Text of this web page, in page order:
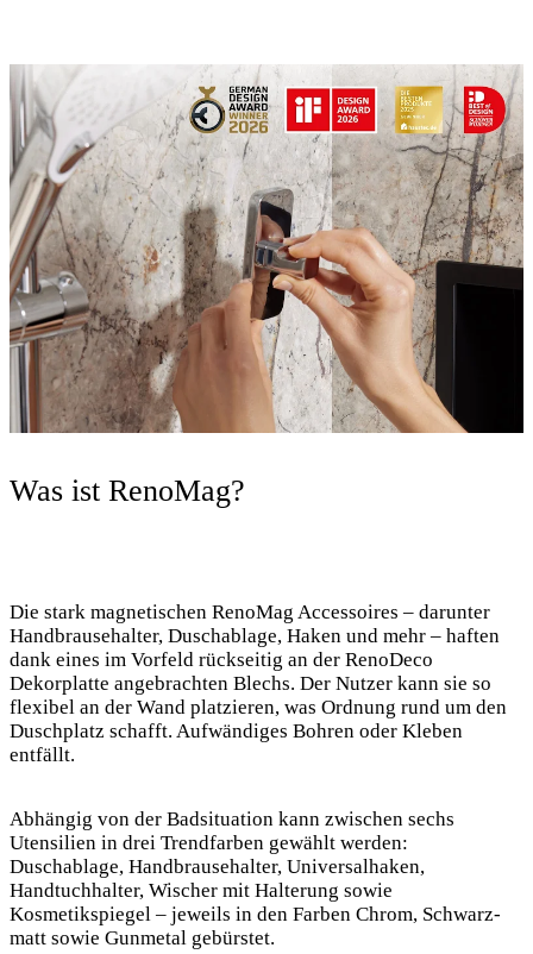
Was ist RenoMag?
Die stark magnetischen RenoMag Accessoires – darunter
Handbrausehalter, Duschablage, Haken und mehr – haften
dank eines im Vorfeld rückseitig an der RenoDeco
Dekorplatte angebrachten Blechs. Der Nutzer kann sie so
flexibel an der Wand platzieren, was Ordnung rund um den
Duschplatz schafft. Aufwändiges Bohren oder Kleben
entfällt.
Abhängig von der Badsituation kann zwischen sechs
Utensilien in drei Trendfarben gewählt werden:
Duschablage, Handbrausehalter, Universalhaken,
Handtuchhalter, Wischer mit Halterung sowie
Kosmetikspiegel – jeweils in den Farben Chrom, Schwarz-
matt sowie Gunmetal gebürstet.